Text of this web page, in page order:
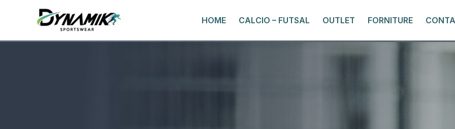
HOME CALCIO – FUTSAL OUTLET FORNITURE